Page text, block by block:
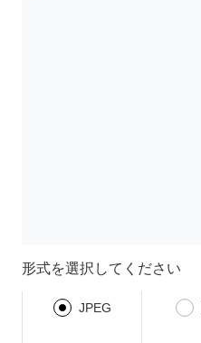
形式を選択してください
JPEG